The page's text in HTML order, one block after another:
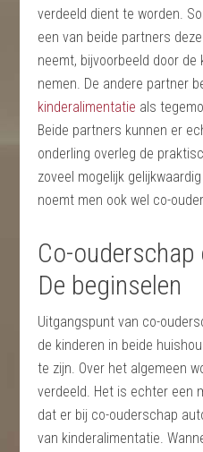
verdeeld dient te worden.
een van beide partners
neemt, bijvoorbeeld door
nemen. De andere partner
kinderalimentatie als
Beide partners kunnen er
onderling overleg de
zoveel mogelijk
noemt men ook wel co-
Co-
De beginselen
Uitgangspunt van co-
de kinderen in beide
te zijn. Over het algemeen
verdeeld. Het is echter een
dat er bij co-ouderschap
van kinderalimentatie.